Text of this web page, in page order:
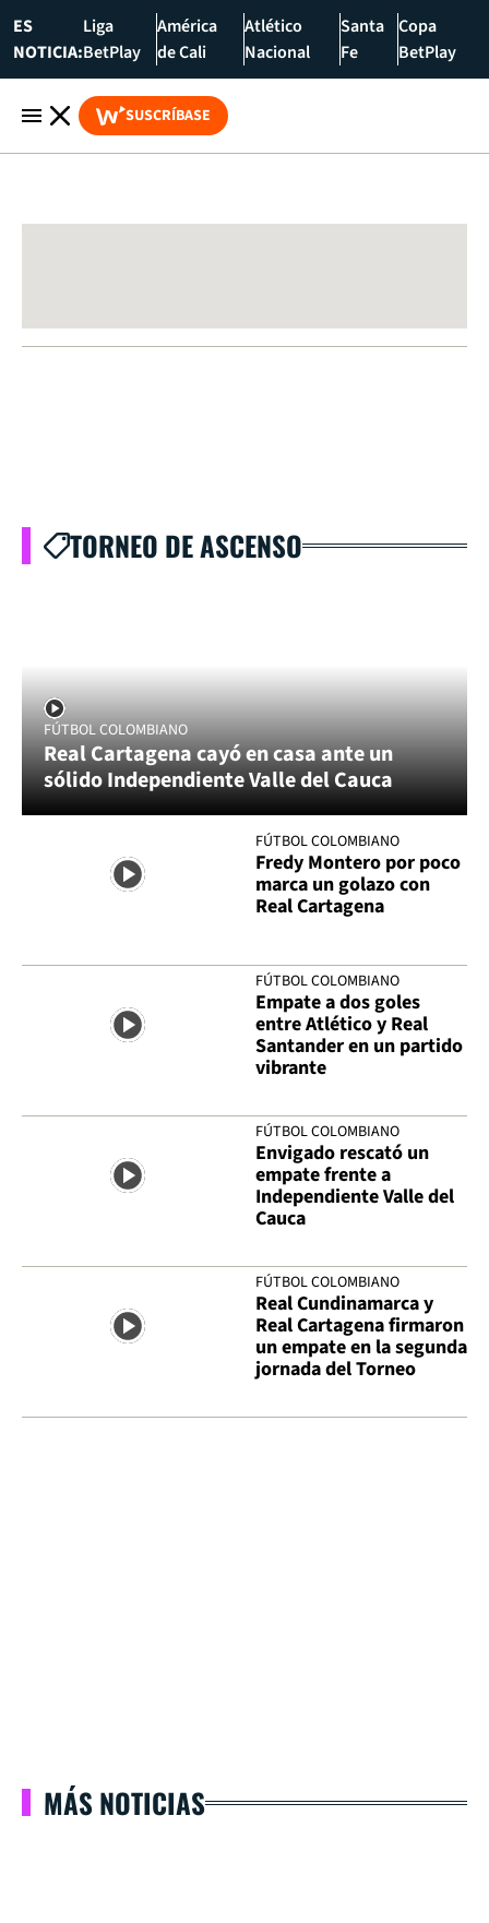
ES
NOTICIA:
Liga
BetPlay
América
de Cali
Atlético
Nacional
Santa
Fe
Copa
BetPlay
SUSCRÍBASE
TORNEO DE ASCENSO
FÚTBOL COLOMBIANO
Real Cartagena cayó en casa ante un
sólido Independiente Valle del Cauca
FÚTBOL COLOMBIANO
Fredy Montero por poco
marca un golazo con
Real Cartagena
FÚTBOL COLOMBIANO
Empate a dos goles
entre Atlético y Real
Santander en un partido
vibrante
FÚTBOL COLOMBIANO
Envigado rescató un
empate frente a
Independiente Valle del
Cauca
FÚTBOL COLOMBIANO
Real Cundinamarca y
Real Cartagena firmaron
un empate en la segunda
jornada del Torneo
MÁS NOTICIAS